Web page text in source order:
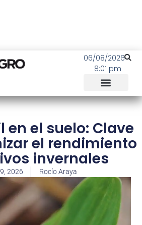
06/08/2026
8:01 pm
en el suelo: Clave
el rendimiento
invernales
2026 Rocío Araya